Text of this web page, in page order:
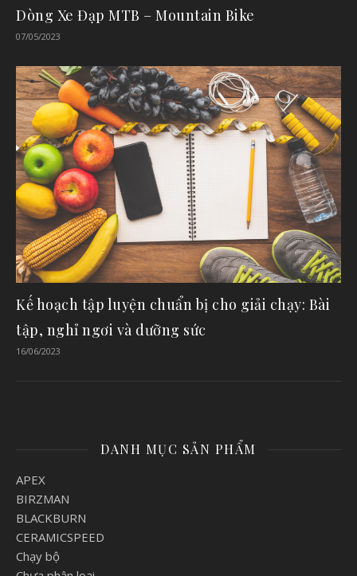
Dòng Xe Đạp MTB – Mountain Bike
07/05/2023
Kế hoạch tập luyện chuẩn bị cho giải chạy: Bài
tập, nghỉ ngơi và dưỡng sức
16/06/2023
DANH MỤC SẢN PHẨM
APEX
BIRZMAN
BLACKBURN
CERAMICSPEED
Chạy bộ